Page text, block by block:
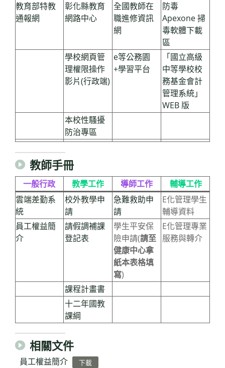
教育部特教
通報網
彰化縣教育
網路中心
全國教師在
職進修資訊
網
防毒
Apexone 掃
毒軟體下載
區
學校網頁管
理權限操作
影片(行政端)
e等公務園
+學習平台
「國立高級
中等學校校
務基金會計
管理系統」
WEB 版
本校性騷擾
防治專區
教師手冊
一般行政 教學工作 導師工作
輔導工作
雲端差勤系
統
校外教學申
請
急難救助申
請
E化管理學生
輔導資料
員工權益簡
介
請假調補課
登記表
學生平安保
險申請(請至
健康中心拿
紙本表格填
寫)
E化管理專業
服務與轉介
課程計畫書
十二年國教
課綱
相關文件
員工權益簡介 下載